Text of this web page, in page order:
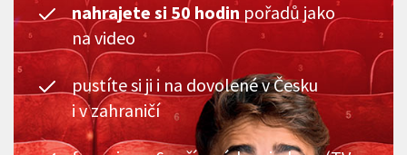
nahrajete si 50 hodin pořadů jako
na video
pustíte si ji i na dovolené v Česku
i v zahraničí